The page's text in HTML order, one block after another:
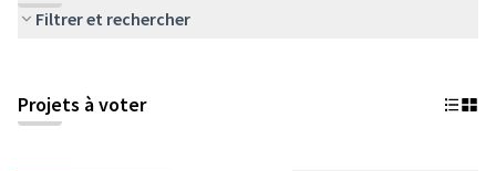
Filtrer et rechercher
Projets à voter